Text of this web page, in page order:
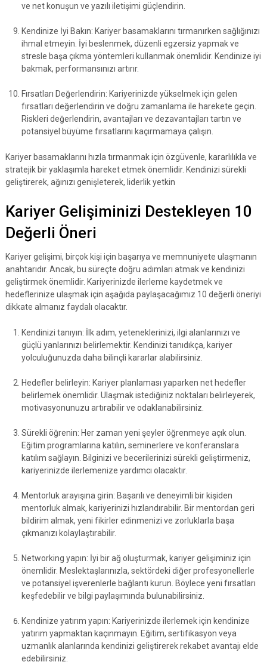
ve net konuşun ve yazılı iletişimi güçlendirin.
Kendinize İyi Bakın: Kariyer basamaklarını tırmanırken sağlığınızı
ihmal etmeyin. İyi beslenmek, düzenli egzersiz yapmak ve
stresle başa çıkma yöntemleri kullanmak önemlidir. Kendinize iyi
bakmak, performansınızı artırır.
Fırsatları Değerlendirin: Kariyerinizde yükselmek için gelen
fırsatları değerlendirin ve doğru zamanlama ile harekete geçin.
Riskleri değerlendirin, avantajları ve dezavantajları tartın ve
potansiyel büyüme fırsatlarını kaçırmamaya çalışın.
Kariyer basamaklarını hızla tırmanmak için özgüvenle, kararlılıkla ve
stratejik bir yaklaşımla hareket etmek önemlidir. Kendinizi sürekli
geliştirerek, ağınızı genişleterek, liderlik yetkin
Kariyer Gelişiminizi Destekleyen 10
Değerli Öneri
Kariyer gelişimi, birçok kişi için başarıya ve memnuniyete ulaşmanın
anahtarıdır. Ancak, bu süreçte doğru adımları atmak ve kendinizi
geliştirmek önemlidir. Kariyerinizde ilerleme kaydetmek ve
hedeflerinize ulaşmak için aşağıda paylaşacağımız 10 değerli öneriyi
dikkate almanız faydalı olacaktır.
Kendinizi tanıyın: İlk adım, yeteneklerinizi, ilgi alanlarınızı ve
güçlü yanlarınızı belirlemektir. Kendinizi tanıdıkça, kariyer
yolculuğunuzda daha bilinçli kararlar alabilirsiniz.
Hedefler belirleyin: Kariyer planlaması yaparken net hedefler
belirlemek önemlidir. Ulaşmak istediğiniz noktaları belirleyerek,
motivasyonunuzu artırabilir ve odaklanabilirsiniz.
Sürekli öğrenin: Her zaman yeni şeyler öğrenmeye açık olun.
Eğitim programlarına katılın, seminerlere ve konferanslara
katılım sağlayın. Bilginizi ve becerilerinizi sürekli geliştirmeniz,
kariyerinizde ilerlemenize yardımcı olacaktır.
Mentorluk arayışına girin: Başarılı ve deneyimli bir kişiden
mentorluk almak, kariyerinizi hızlandırabilir. Bir mentordan geri
bildirim almak, yeni fikirler edinmenizi ve zorluklarla başa
çıkmanızı kolaylaştırabilir.
Networking yapın: İyi bir ağ oluşturmak, kariyer gelişiminiz için
önemlidir. Meslektaşlarınızla, sektördeki diğer profesyonellerle
ve potansiyel işverenlerle bağlantı kurun. Böylece yeni fırsatları
keşfedebilir ve bilgi paylaşımında bulunabilirsiniz.
Kendinize yatırım yapın: Kariyerinizde ilerlemek için kendinize
yatırım yapmaktan kaçınmayın. Eğitim, sertifikasyon veya
uzmanlık alanlarında kendinizi geliştirerek rekabet avantajı elde
edebilirsiniz.